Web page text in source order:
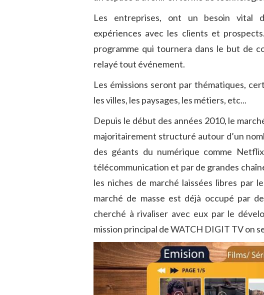
Les entreprises, ont un besoin vital
expériences avec les clients et
programme qui tournera dans le but de
relayé tout événement.
Les émissions seront par thématiques,
les villes, les paysages, les métiers, etc...
Depuis le début des années 2010, le
majoritairement structuré autour d’un
des géants du numérique comme
télécommunication et par de grandes
les niches de marché laissées libres par
marché de masse est déjà occupé par
cherché à rivaliser avec eux par le
mission principal de WATCH DIGIT TV on